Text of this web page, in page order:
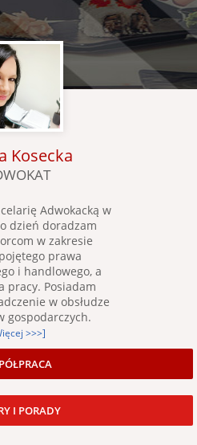
Kosecka
Adwokacką w
dzień doradzam
w zakresie
prawa
i handlowego, a
pracy. Posiadam
w obsłudze
gospodarczych.
>>>]
I PORADY